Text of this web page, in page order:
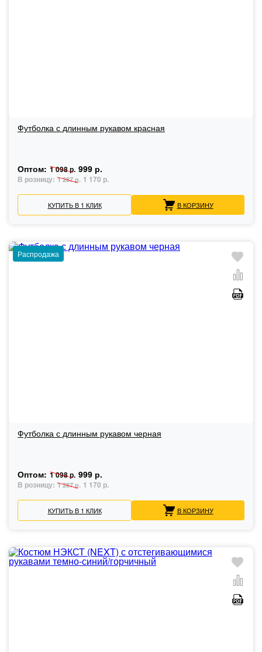
Футболка с длинным рукавом красная
Оптом: 1 098 р. 999 р.
В розницу: 1 287 р. 1 170 р.
КУПИТЬ В 1 КЛИК В КОРЗИНУ
Распродажа
Футболка с длинным рукавом черная
Оптом: 1 098 р. 999 р.
В розницу: 1 287 р. 1 170 р.
КУПИТЬ В 1 КЛИК В КОРЗИНУ